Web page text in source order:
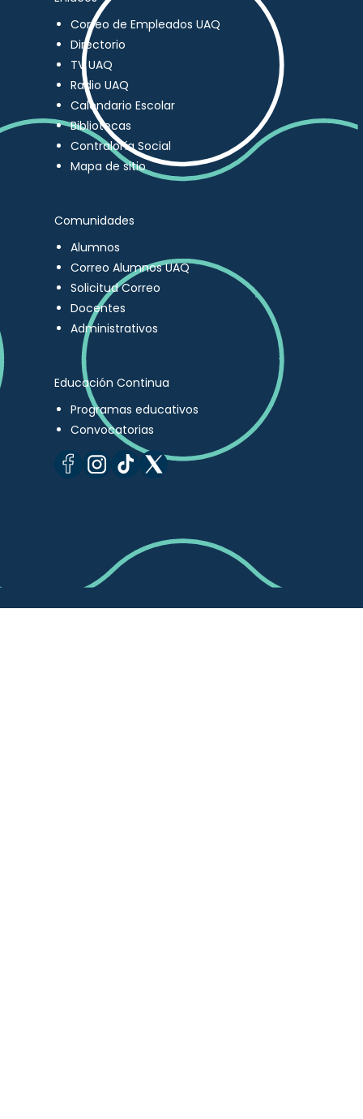
Correo de Empleados UAQ
Directorio
TV UAQ
Radio UAQ
Calendario Escolar
Bibliotecas
Contraloría Social
Mapa de sitio
Comunidades
Alumnos
Correo Alumnos UAQ
Solicitud Correo
Docentes
Administrativos
Educación Continua
Programas educativos
Convocatorias